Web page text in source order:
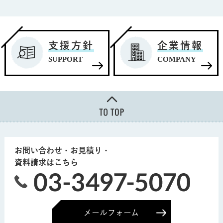
支援方針
SUPPORT
企業情報
COMPANY
お問い合わせ・お見積り・
資料請求はこちら
メールフォーム